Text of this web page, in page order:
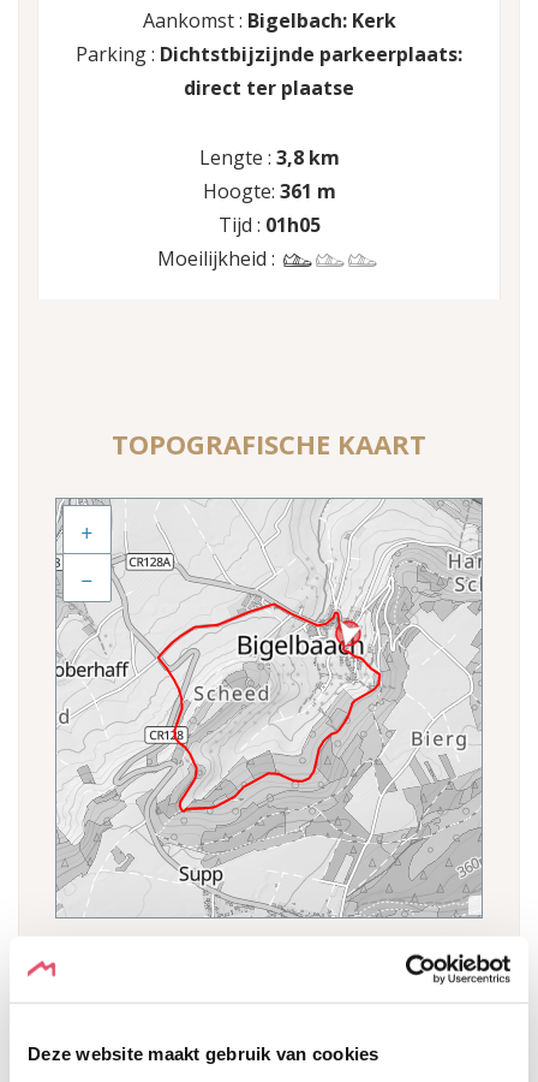
Deze website maakt gebruik van cookies
Aankomst : Bigelbach: Kerk
Parking : Dichtstbijzijnde parkeerplaats:
direct ter plaatse
Lengte : 3,8 km
Hoogte: 361 m
Tijd : 01h05
Moeilijkheid :
TOPOGRAFISCHE KAART
+
−
Δ + 78 m Δ -78 m Δ0 m